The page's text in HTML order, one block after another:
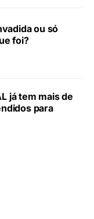
ou só
foi?
já tem mais de
para